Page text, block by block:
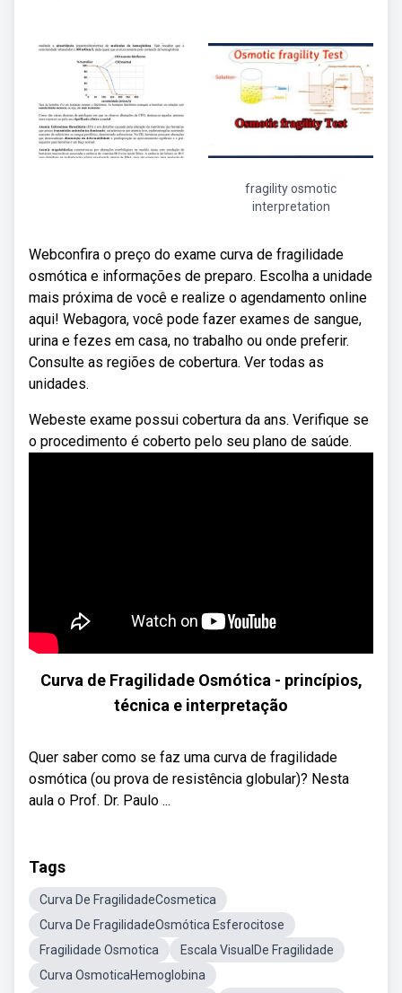
fragility osmotic
interpretation
Webconfira o preço do exame curva de fragilidade
osmótica e informações de preparo. Escolha a unidade
mais próxima de você e realize o agendamento online
aqui! Webagora, você pode fazer exames de sangue,
urina e fezes em casa, no trabalho ou onde preferir.
Consulte as regiões de cobertura. Ver todas as
unidades.
Webeste exame possui cobertura da ans. Verifique se
o procedimento é coberto pelo seu plano de saúde.
Curva de Fragilidade Osmótica - princípios,
técnica e interpretação
Quer saber como se faz uma curva de fragilidade
osmótica (ou prova de resistência globular)? Nesta
aula o Prof. Dr. Paulo ...
Tags
Curva De FragilidadeCosmetica
Curva De FragilidadeOsmótica Esferocitose
Fragilidade Osmotica
Escala VisualDe Fragilidade
Curva OsmoticaHemoglobina